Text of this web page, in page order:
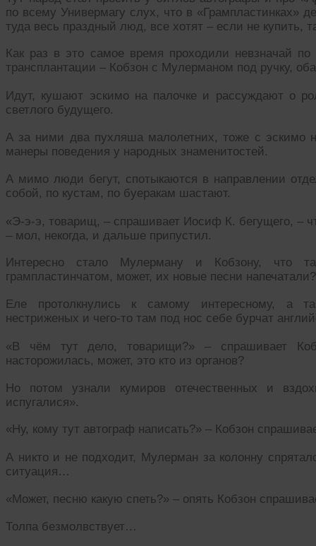
по всему Универмагу слух, что в «Грампластинках»
туда весь праздный люд, все хотят – если не купить,
Как раз в это самое время проходили невзначай
трансплантации – Кобзон с Мулерманом под ручку,
Идут, кушают эскимо на палочке и рассуждают о
светлого будущего.
А за ними два пухляша малолетних, тоже с эскимо
манеры поведения у народных знаменитостей.
А мимо люди бегут, спотыкаются в направлении
собой, по кустам, по буеракам шастают.
«Э-э-э, товарищ, – спрашивает Иосиф К. бегущего, –
– мол, некогда, и дальше припустил.
Интересно стало Мулерману и Кобзону, что
грампластинчатом, может, их новые песни напечатали?
Еле протолкнулись к самому интересному, а
нестриженых и чего-то там под нос себе бурчат
«В чём тут дело, товарищи?» – спрашивает
насторожилась, может, это кто из органов?
Но потом узнали кумиров отечественных и
испугалися».
«Ну, кому тут автограф написать?» – Кобзон
А никто и не подходит, Мулерман за колонну
ситуация…
«Может, песню какую спеть?» – опять Кобзон
Толпа безмолвствует…